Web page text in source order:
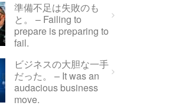
準備不足は失敗のも
と。 – Failing to
prepare is preparing to
fail.
ビジネスの大胆な一手
だった。 – It was an
audacious business
move.